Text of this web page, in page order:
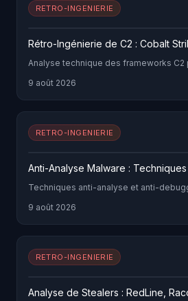
RETRO-INGENIERIE
Rétro-Ingénierie de C2 : Cobalt
Analyse technique des frameworks
9 août 2026
RETRO-INGENIERIE
Anti-Analyse Malware :
Techniques anti-analyse et anti-
9 août 2026
RETRO-INGENIERIE
Analyse de Stealers : RedLine,